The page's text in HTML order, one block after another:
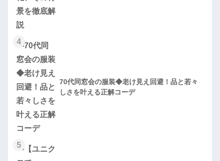
4
70代同窓会の服装◆老け見え回避！品と若々
しさを叶える正解コーデ
5